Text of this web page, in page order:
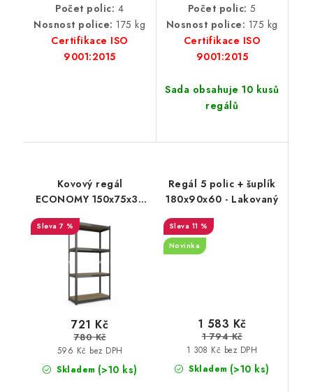
Počet polic: 4
Nosnost police: 175 kg
Certifikace ISO
9001:2015
Počet polic: 5
Nosnost police: 175 kg
Certifikace ISO
9001:2015
Sada obsahuje 10 kusů
regálů
Kovový regál
ECONOMY 150x75x30
7 %
Skladem (>10 ks)
596 Kč bez DPH
721 Kč
780 Kč
Regál 5 polic + šuplík
180x90x60 - Lakovaný
11 %
Novinka
Skladem (>10 ks)
1 308 Kč bez DPH
1 583 Kč
1 794 Kč